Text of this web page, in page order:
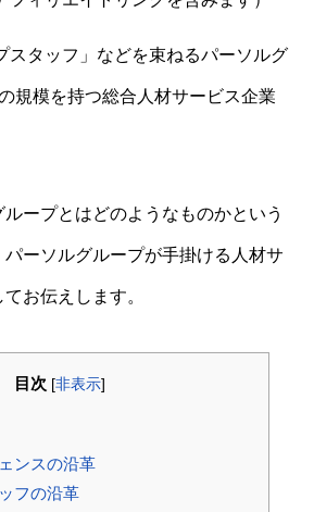
スタッフ」などを束ねるパーソルグ
規模を持つ総合人材サービス企業
ープとはどのようなものかという
ーソルグループが手掛ける人材サ
お伝えします。
目次 [非表示]
ンスの沿革
フの沿革